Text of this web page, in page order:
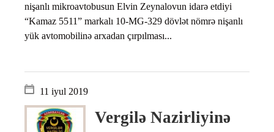
nişanlı mikroavtobusun Elvin Zeynalovun idarə etdiyi
“Kamaz 5511” markalı 10-MG-329 dövlət nömrə nişanlı
yük avtomobilinə arxadan çırpılması...
11 iyul 2019
Vergilə Nazirliyinə